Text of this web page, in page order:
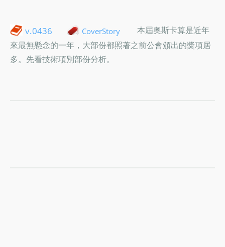
v.0436 CoverStory
本屆奧斯卡算是近年
來最無懸念的一年，大部份都照著之前公會頒出的獎項居
多。先看技術項別部份分析。